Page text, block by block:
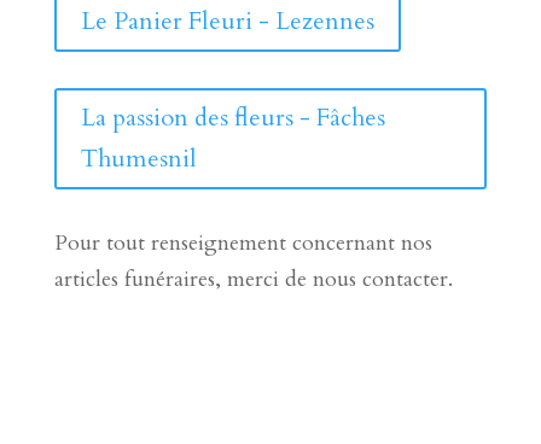
Le Panier Fleuri - Lezennes
La passion des fleurs - Fâches
Thumesnil
Pour tout renseignement concernant nos
articles funéraires, merci de nous contacter.